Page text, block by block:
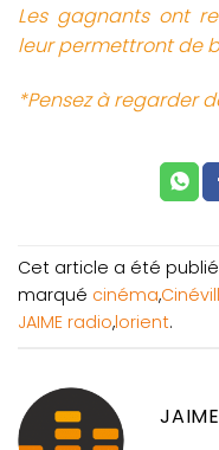
Les gagnants ont
leur permettront de
*Pensez à regarder
Cet article a été
marqué cinéma,
JAIME radio,lorient.